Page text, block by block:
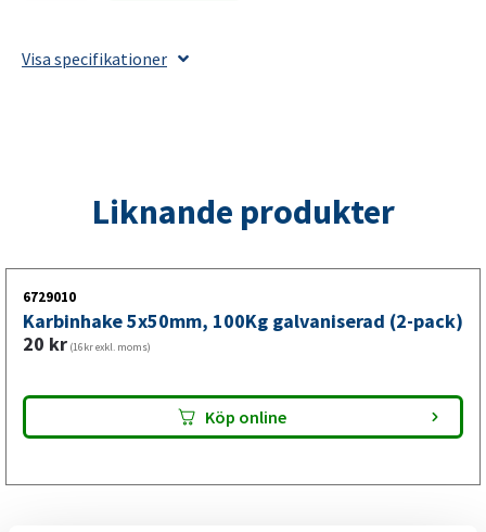
7x70mm,
Visa specifikationer
Liknande produkter
6729010
Karbinhake 5x50mm, 100Kg galvaniserad (2-pack)
20 kr (16kr exkl. moms)
Köp online